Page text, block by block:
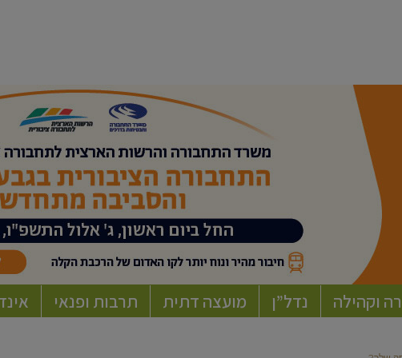
וקהילה נדל”ן מועצה דתית תרבות ופנאי